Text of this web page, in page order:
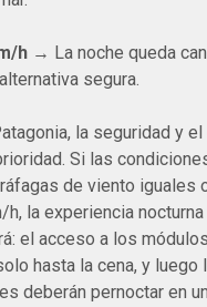
h → La noche queda
segura.
la seguridad y
Si las
de viento iguales
h, la experiencia
el acceso a los
hasta la cena, y luego
deberán pernoctar en un